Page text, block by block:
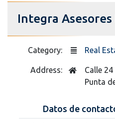
Integra
Category: Real
Address:
Calle 24
Punta
Datos de